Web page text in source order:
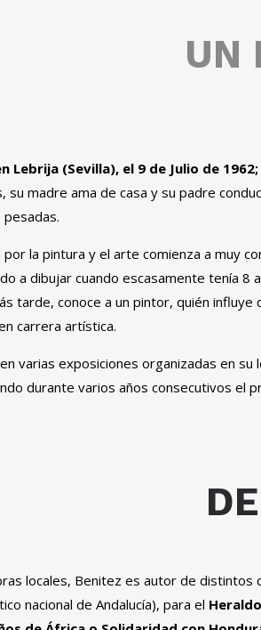
UN
Lebrija (Sevilla), el 9 de Julio de
su madre ama de casa y su padre
pesadas.
por la pintura y el arte comienza a muy
a dibujar cuando escasamente tenía 8
tarde, conoce a un pintor, quién influye
carrera artística.
varias exposiciones organizadas en su
durante varios años consecutivos el
locales, Benitez es autor de distintos
nacional de Andalucía), para el